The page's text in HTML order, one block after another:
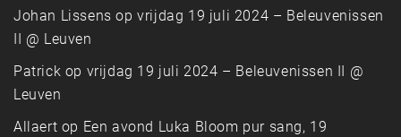
Johan Lissens opvrijdag 19 juli 2024 – Beleuvenissen
II @ Leuven
Patrick op vrijdag 19 juli 2024 – Beleuvenissen II @
Leuven
Allaert op Een avond Luka Bloom pur sang, 19